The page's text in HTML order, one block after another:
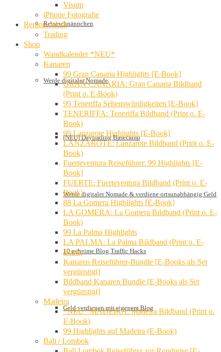
Reiseschnäppchen
Werde digitaler Nomade
[NEU] Daytrading Basecamp
Werde digitaler Nomade & verdiene ortsunabhängig Geld
10 geheime Blog Traffic Hacks
Geld verdienen mit eigenem Blog
Visum
iPhone Fotografie
Remote Work
Trading
Shop
Wandkalender *NEU*
Kanaren
99 Gran Canaria Highlights [E-Book]
GRAN CANARIA: Gran Canaria Bildband
(Print o. E-Book)
99 Teneriffa Sehenswürdigkeiten [E-Book]
TENERIFFA: Teneriffa Bildband (Print o. E-
Book)
99 Lanzarote Highlights [E-Book]
LANZAROTE: Lanzarote Bildband (Print o. E-
Book)
Fuerteventura Reiseführer: 99 Highlights [E-
Book]
FUERTE: Fuerteventura Bildband (Print o. E-
Book)
88 La Gomera Highlights [E-Book]
LA GOMERA: La Gomera Bildband (Print o. E-
Book)
99 La Palma Highlights
LA PALMA: La Palma Bildband (Print o. E-
Book)
Kanaren Reiseführer-Bundle [E-Books als Set
vergünstigt]
Bildband Kanaren Bundle [E-Books als Set
vergünstigt]
Madeira
*NEU* MADEIRA: Madeira Bildband (Print o.
E-Book)
99 Highlights auf Madeira (E-Book)
Bali / Lombok